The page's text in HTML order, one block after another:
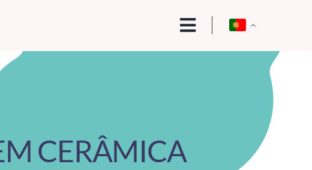
CERÂMICA